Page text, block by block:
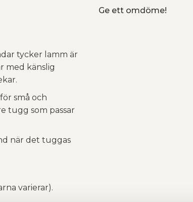
Ge ett omdöme!
tycker lamm är
med känslig
små och
tugg som passar
när det tuggas
varierar).